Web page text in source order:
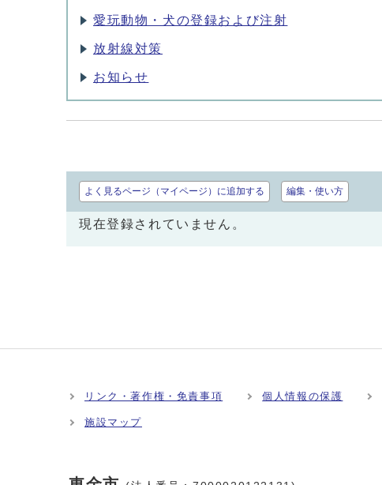
愛玩動物・犬の登録および注射
放射線対策
お知らせ
よく見るページ（マイページ）に追加する 編集・使い方
現在登録されていません。
リンク・著作権・免責事項 個人情報の保護
施設マップ